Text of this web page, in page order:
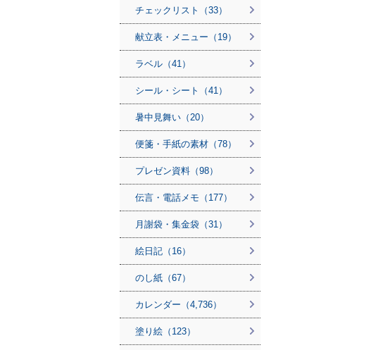
チェックリスト（33）
献立表・メニュー（19）
ラベル（41）
シール・シート（41）
暑中見舞い（20）
便箋・手紙の素材（78）
プレゼン資料（98）
伝言・電話メモ（177）
月謝袋・集金袋（31）
絵日記（16）
のし紙（67）
カレンダー（4,736）
塗り絵（123）